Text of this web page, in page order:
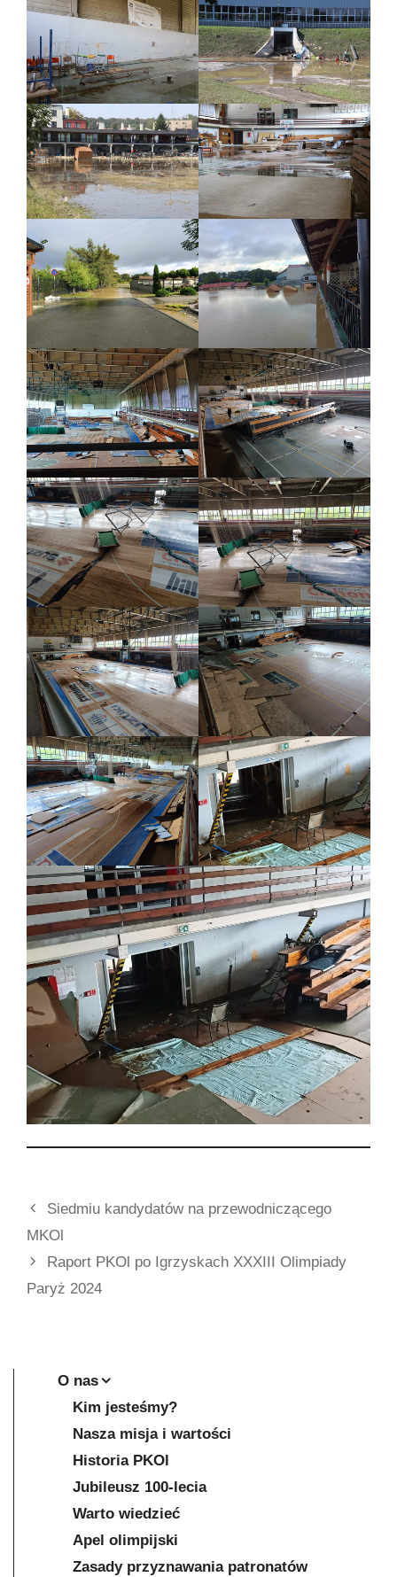
Siedmiu kandydatów na przewodniczącego
MKOl
Raport PKOl po Igrzyskach XXXIII Olimpiady
Paryż 2024
O nas
Kim jesteśmy?
Nasza misja i wartości
Historia PKOl
Jubileusz 100-lecia
Warto wiedzieć
Apel olimpijski
Zasady przyznawania patronatów